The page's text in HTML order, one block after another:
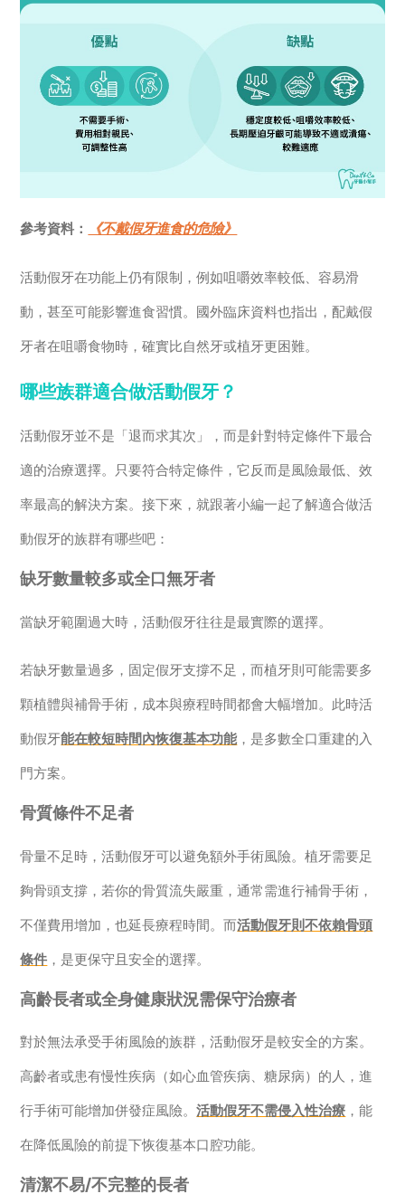
參考資料： 《不戴假牙進食的危險》
活動假牙在功能上仍有限制，例如咀嚼效率較低、容易滑
動，甚至可能影響進食習慣。國外臨床資料也指出，配戴假
牙者在咀嚼食物時，確實比自然牙或植牙更困難。
哪些族群適合做活動假牙？
活動假牙並不是「退而求其次」，而是針對特定條件下最合
適的治療選擇。只要符合特定條件，它反而是風險最低、效
率最高的解決方案。接下來，就跟著小編一起了解適合做活
動假牙的族群有哪些吧：
缺牙數量較多或全口無牙者
當缺牙範圍過大時，活動假牙往往是最實際的選擇。
若缺牙數量過多，固定假牙支撐不足，而植牙則可能需要多
顆植體與補骨手術，成本與療程時間都會大幅增加。此時活
動假牙能在較短時間內恢復基本功能 ，是多數全口重建的入
門方案。
骨質條件不足者
骨量不足時，活動假牙可以避免額外手術風險。植牙需要足
夠骨頭支撐，若你的骨質流失嚴重，通常需進行補骨手術，
不僅費用增加，也延長療程時間。而活動假牙則不依賴骨頭
條件 ，是更保守且安全的選擇。
高齡長者或全身健康狀況需保守治療者
對於無法承受手術風險的族群，活動假牙是較安全的方案。
高齡者或患有慢性疾病（如心血管疾病、糖尿病）的人，進
行手術可能增加併發症風險。活動假牙不需侵入性治療 ，能
在降低風險的前提下恢復基本口腔功能。
清潔不易/不完整的長者